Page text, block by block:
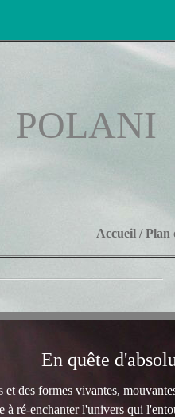
POLANI
Accueil /Plan
En quête
et des formes vivantes,
à ré-enchanter l'univers qui